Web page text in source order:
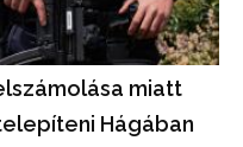
miatt
Hágában